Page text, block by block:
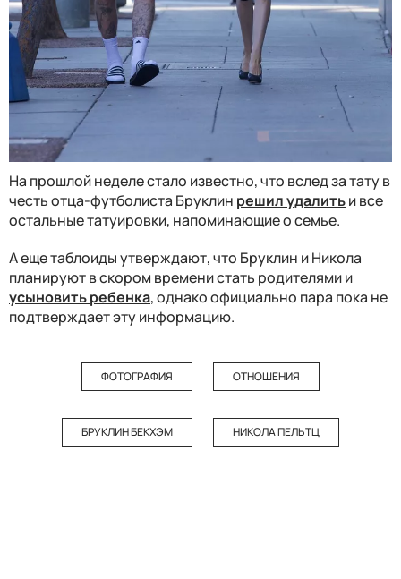
На прошлой неделе стало известно, что вслед за тату в
честь отца-футболиста Бруклин решил удалитьи все
остальные татуировки, напоминающие о семье.
А еще таблоиды утверждают, что Бруклин и Никола
планируют в скором времени стать родителями и
усыновить ребенка, однако официально пара пока не
подтверждает эту информацию.
ФОТОГРАФИЯ ОТНОШЕНИЯ
БРУКЛИН БЕКХЭМ НИКОЛА ПЕЛЬТЦ